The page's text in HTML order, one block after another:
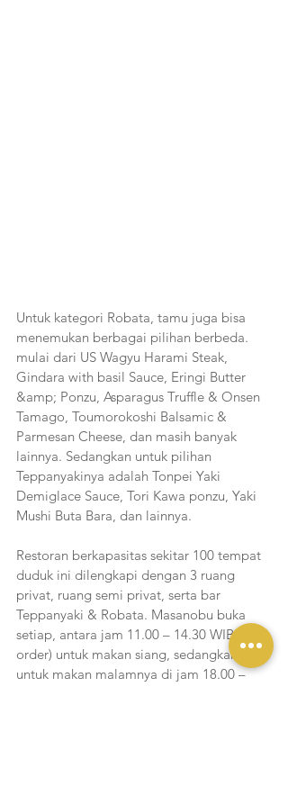
Untuk kategori Robata, tamu juga bisa
menemukan berbagai pilihan berbeda.
mulai dari US Wagyu Harami Steak,
Gindara with basil Sauce, Eringi Butter
&amp; Ponzu, Asparagus Truffle & Onsen
Tamago, Toumorokoshi Balsamic &
Parmesan Cheese, dan masih banyak
lainnya. Sedangkan untuk pilihan
Teppanyakinya adalah Tonpei Yaki
Demiglace Sauce, Tori Kawa ponzu, Yaki
Mushi Buta Bara, dan lainnya.
Restoran berkapasitas sekitar 100 tempat
duduk ini dilengkapi dengan 3 ruang
privat, ruang semi privat, serta bar
Teppanyaki & Robata. Masanobu buka
setiap, antara jam 11.00 – 14.30 WIB (last
order) untuk makan siang, sedangkan
untuk makan malamnya di jam 18.00 –